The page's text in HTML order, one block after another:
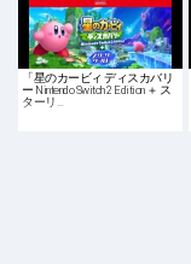
「星のカービィ ディスカバリ
ー Nintendo Switch 2 Edition ＋ ス
ターリ…